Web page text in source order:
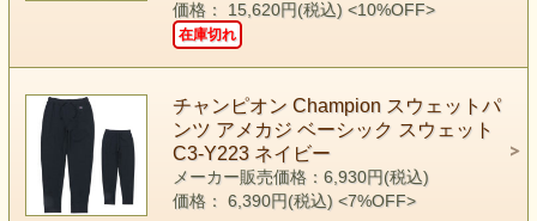
価格： 15,620円(税込) <10%OFF>
在庫切れ
チャンピオン Champion スウェットパ
ンツ アメカジ ベーシック スウェット
C3-Y223 ネイビー
メーカー販売価格：6,930円(税込)
価格： 6,390円(税込) <7%OFF>